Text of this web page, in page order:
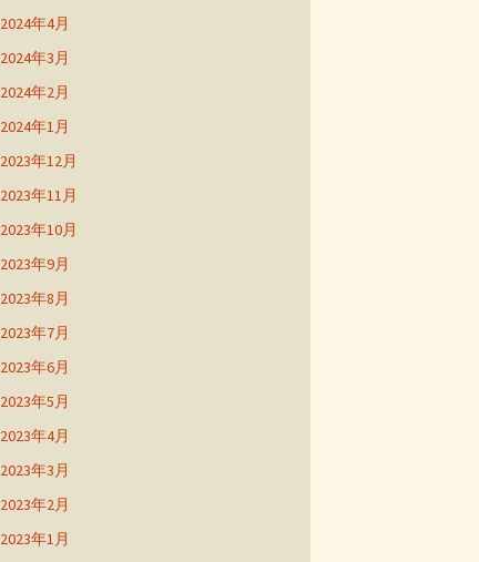
2024年4月
2024年3月
2024年2月
2024年1月
2023年12月
2023年11月
2023年10月
2023年9月
2023年8月
2023年7月
2023年6月
2023年5月
2023年4月
2023年3月
2023年2月
2023年1月